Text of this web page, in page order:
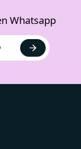
Whatsapp